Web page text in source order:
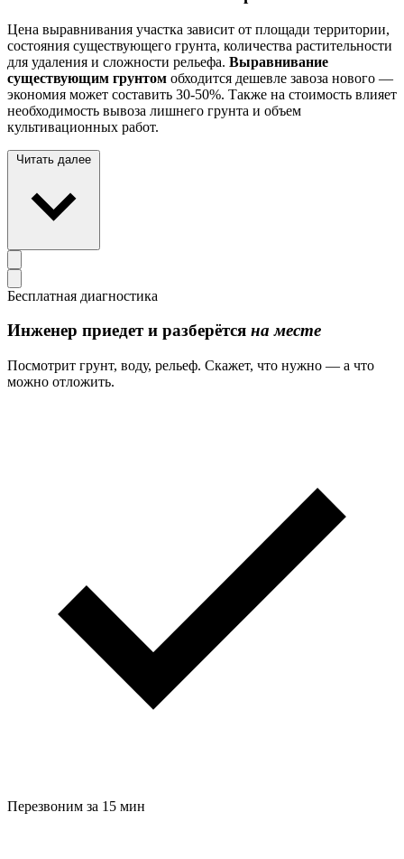
Цена выравнивания участка зависит от площади территории,
состояния существующего грунта, количества растительности
для удаления и сложности рельефа. Выравнивание
существующим грунтом обходится дешевле завоза нового —
экономия может составить 30-50%. Также на стоимость влияет
необходимость вывоза лишнего грунта и объем
культивационных работ.
Читать далее
Бесплатная диагностика
Инженер приедет и разберётся на месте
Посмотрит грунт, воду, рельеф. Скажет, что нужно — а что
можно отложить.
Перезвоним за 15 мин